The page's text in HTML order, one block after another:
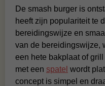
De smash burger is
heeft zijn populariteit te
bereidingswijze en
van de bereidingswijze,
een hete bakplaat of
met een spatel wordt
concept is simpel en